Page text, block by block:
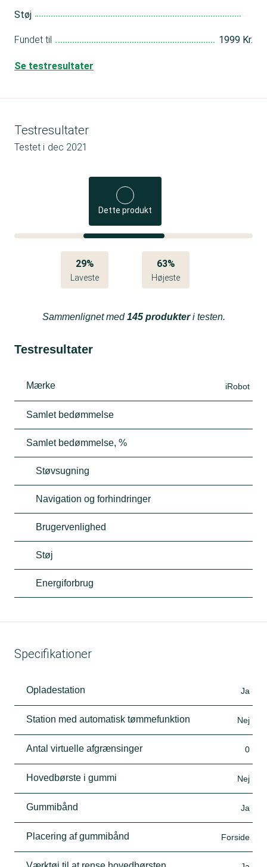
Støj
Fundet til 1999 Kr.
Se testresultater
Testresultater
Testet i dec 2021
Dette produkt
29%
Laveste
63%
Højeste
Sammenlignet med145 produkteri testen.
Testresultater
Mærke iRobot
Samlet bedømmelse
Samlet bedømmelse, %
Støvsugning
Navigation og forhindringer
Brugervenlighed
Støj
Energiforbrug
Specifikationer
Opladestation Ja
Station med automatisk tømmefunktion Nej
Antal virtuelle afgrænsinger 0
Hovedbørste i gummi Nej
Gummibånd Ja
Placering af gummibånd Forside